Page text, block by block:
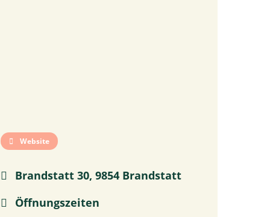
Website
Brandstatt 30, 9854 Brandstatt
Öffnungszeiten